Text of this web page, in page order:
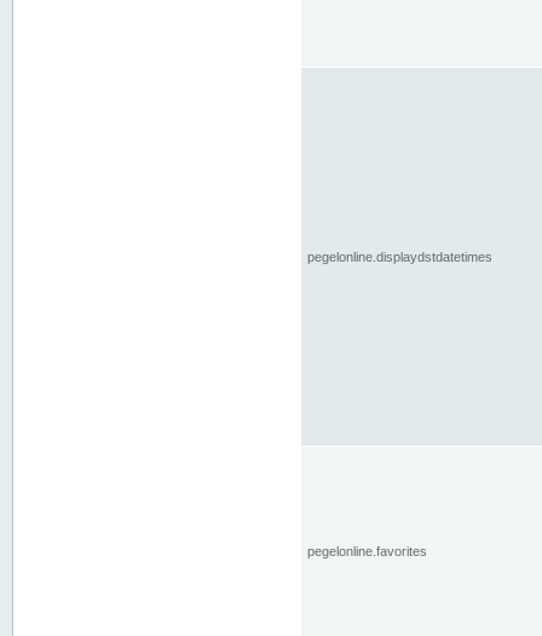
pegelonline.displaydstdatetimes
pegelonline.favorites